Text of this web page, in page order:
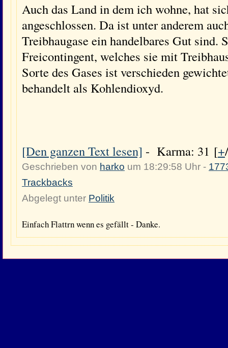
Auch das Land in dem ich wohne, hat
angeschlossen. Da ist unter anderem
Treibhaugase ein handelbares Gut sind.
Freicontingent, welches sie mit
Sorte des Gases ist verschieden
behandelt als Kohlendioxyd.
[Den ganzen Text lesen] - Karma: 31 [+/
Geschrieben von harko um 18:29:58 Uhr -
Trackbacks
Abgelegt unter Politik
Einfach Flattrn wenn es gefällt - Danke.